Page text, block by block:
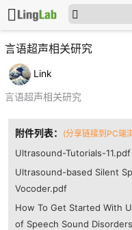
言语超声相关研究
Link
言语超声相关研究
附件列表： (分享链接到PC端
Ultrasound-Tutorials-11.pdf
Ultrasound-based Silent
Vocoder.pdf
How To Get Started With
of Speech Sound